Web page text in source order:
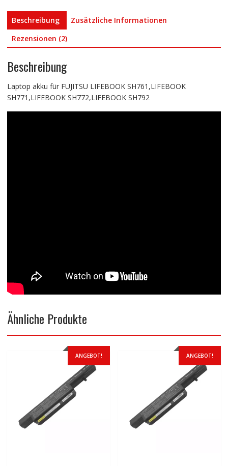
Beschreibung
Zusätzliche Informationen
Rezensionen (2)
Beschreibung
Laptop akku für FUJITSU LIFEBOOK SH761,LIFEBOOK
SH771,LIFEBOOK SH772,LIFEBOOK SH792
Ähnliche Produkte
ANGEBOT! ANGEBOT!